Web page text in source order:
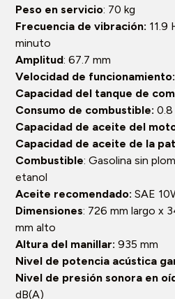
Peso en servicio: 70 kg
Frecuencia de vibración: 11.9
minuto
Amplitud: 67.7 mm
Velocidad de funcionamiento:
Capacidad del tanque de
Consumo de combustible:
Capacidad de aceite del
Capacidad de aceite de la
Combustible: Gasolina sin
etanol
Aceite recomendado:SAE
Dimensiones: 726 mm largo x
mm alto
Altura del manillar:935 mm
Nivel de potencia acústica
Nivel de presión sonora en
dB(A)